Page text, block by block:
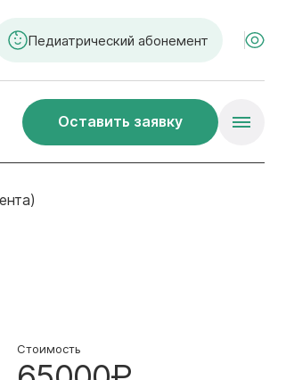
Педиатрический абонемент
Оставить заявку
Стоимость